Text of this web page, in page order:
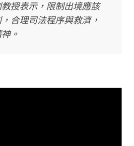
授表示，限制出境應該
合理司法程序與救濟，
。